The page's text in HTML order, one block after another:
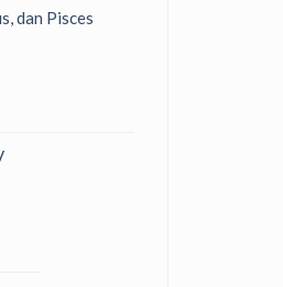
dan Pisces